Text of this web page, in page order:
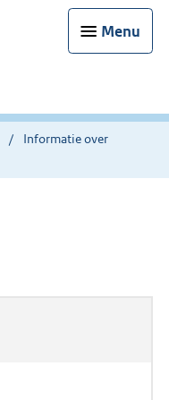
Menu
Informatie over